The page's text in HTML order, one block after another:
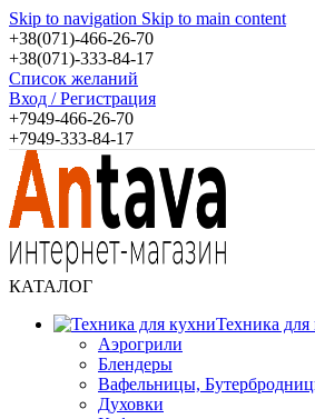
Skip to navigation Skip to main content
+38(071)-466-26-70
+38(071)-333-84-17
Список желаний
Вход / Регистрация
+7949-466-26-70
+7949-333-84-17
КАТАЛОГ
Техника для
Аэрогрили
Блендеры
Вафельницы,
Духовки